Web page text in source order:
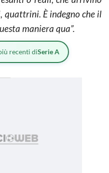
quattrini. È indegno che il
maniera qua”.
recenti diSerie A